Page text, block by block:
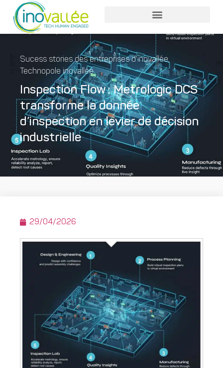
Sucess stories des entreprises d'inovallée,
Technopole inovallée
Inspection Flow : Metrologic DCS
transforme la donnée
d’inspection en levier de décision
industrielle
29/04/2026